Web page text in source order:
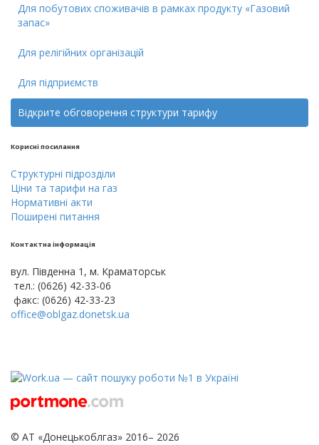
Для побутових споживачiв в рамках продукту «Газовий
запас»
Для релігійних організацій
Для підприємств
Відкрите обговорення структури тарифу
Кориснi посилання
Cтруктурнi пiдроздiли
Цiни тa тарифи на газ
Нормативні акти
Поширені питання
Контактна інформація
вул. Південна 1, м. Краматорськ
тел.: (0626) 42-33-06
факс: (0626) 42-33-23
office@oblgaz.donetsk.ua
© АТ «Донецькоблгаз» 2016– 2026